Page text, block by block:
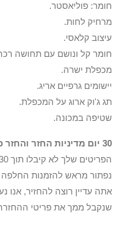
חומר: פוליאסטר.
מרחיק לחות.
עיצוב קלאסי.
חומר קל ונושם עם תחושה
מכפלת ישרה.
יישומים גרפיים אריג.
תג ג'וק ארוג על המכפלת.
שטיפה במכונה.
30 יום מדיניות החזר והחזר כספי
נפתור מראש להזמנות החלפה
אתה עדיין רוצה להחזיר, אנו
שנקבל ממך את פריטי